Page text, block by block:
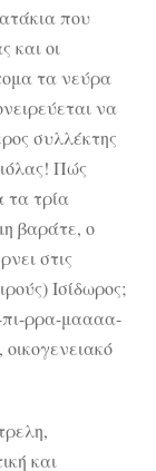
που
και οι
τα νεύρα
να
συλλέκτης
Πώς
τα τρία
βαράτε, ο
στις
Ισίδωρος;
πι-ρρα-μαααα-
και